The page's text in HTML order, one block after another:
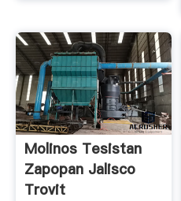
Molinos Tesistan
Zapopan Jalisco
Trovit